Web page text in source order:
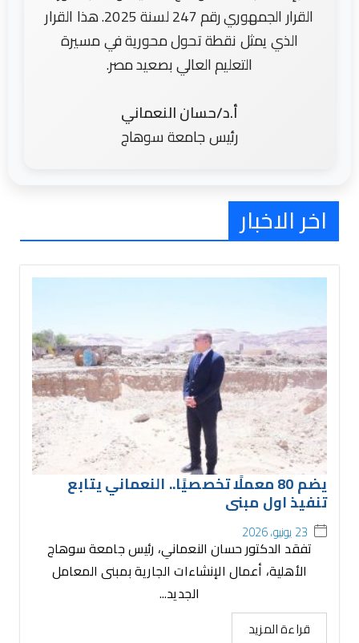
القرار الجمهوري رقم 247 لسنة 2025. هذا القرار
الذي يمثل نقطة تحول محورية في مسيرة
التعليم العالي بصعيد مصر.
أ.د/حسان النعماني
رئيس جامعة سوهاج
اخر الاخبار
يضم 80 معملًا تخصصيًا.. النعماني يتابع
تنفيذ اول مبنى
23 يونيو، 2026
تفقد الدكتور حسان النعماني، رئيس جامعة سوهاج
الأهلية، أعمال الإنشاءات الجارية بمبنى المعامل
الجديد...
قراءة المزيد